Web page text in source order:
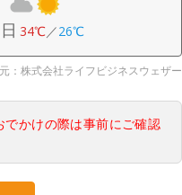
34℃／26℃
：株式会社ライフビジネスウェザー
かけの際は事前にご確認